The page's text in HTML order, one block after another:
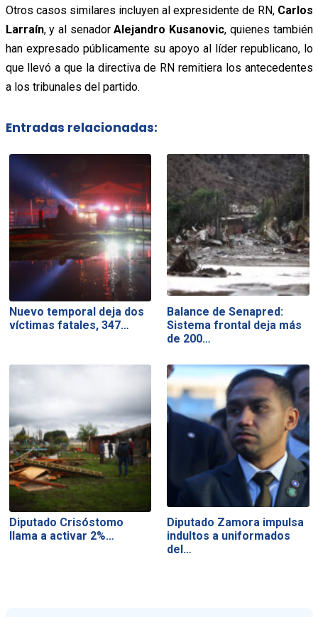
Otros casos similares incluyen al expresidente de RN, Carlos
Larraín, y al senadorAlejandro Kusanovic, quienes también
han expresado públicamente su apoyo al líder republicano, lo
que llevó a que la directiva de RN remitiera los antecedentes
a los tribunales del partido.
Entradas relacionadas:
Nuevo temporal deja dos
víctimas fatales, 347…
Balance de Senapred:
Sistema frontal deja más
de 200…
Diputado Crisóstomo
llama a activar 2%…
Diputado Zamora impulsa
indultos a uniformados
del…